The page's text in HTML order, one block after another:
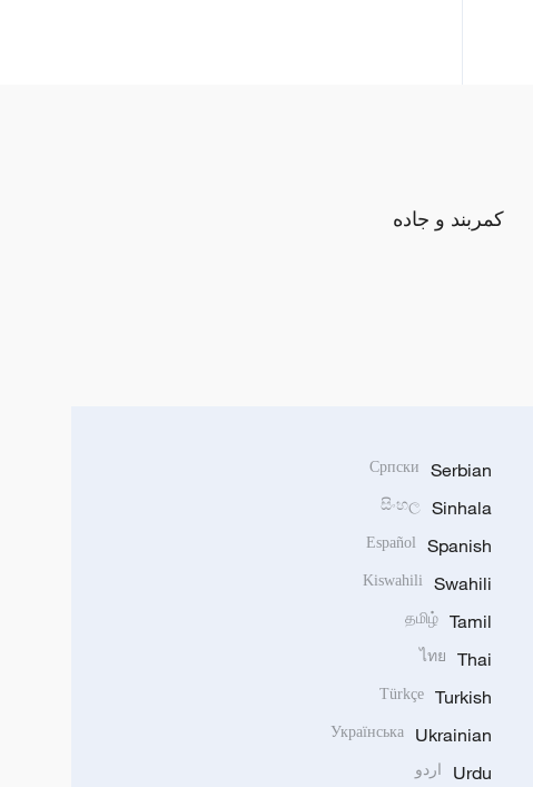
کمربند و جاده
Serbian
Српски
Sinhala
සිංහල
Spanish
Español
Swahili
Kiswahili
Tamil
தமிழ்
Thai
ไทย
Turkish
Türkçe
Ukrainian
Українська
Urdu اردو